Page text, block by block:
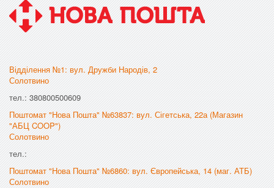
Відділення №1: вул. Дружби Народів, 2
Солотвино
тел.: 380800500609
Поштомат "Нова Пошта" №63837: вул. Сігетська, 22а (Магазин
"АБЦ COOP")
Солотвино
тел.:
Поштомат "Нова Пошта" №6860: вул. Європейська, 14 (маг. АТБ)
Солотвино